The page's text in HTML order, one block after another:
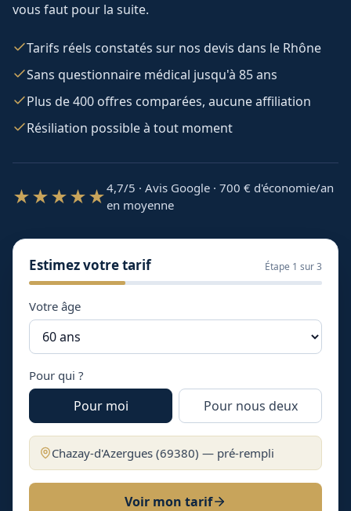
vous faut pour la suite.
Tarifs réels constatés sur nos devis dans le Rhône
Sans questionnaire médical jusqu'à 85 ans
Plus de 400 offres comparées, aucune affiliation
Résiliation possible à tout moment
★★★★★4,7/5 · Avis Google · 700 € d'économie/an
en moyenne
Estimez votre tarif Étape 1 sur 3
Votre âge
Pour qui ?
Pour moi Pour nous deux
Chazay-d'Azergues (69380) — pré-rempli
Voir mon tarif